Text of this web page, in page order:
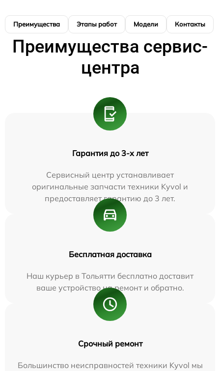
Преимущества Этапы работ Модели Контакты
Преимущества сервис-
центра
Гарантия до 3-х лет
Сервисный центр устанавливает
оригинальные запчасти техники Kyvol и
предоставляет гарантию до 3 лет.
Бесплатная доставка
Наш курьер в Тольятти бесплатно доставит
ваше устройство на ремонт и обратно.
Срочный ремонт
Большинство неисправностей техники Kyvol мы